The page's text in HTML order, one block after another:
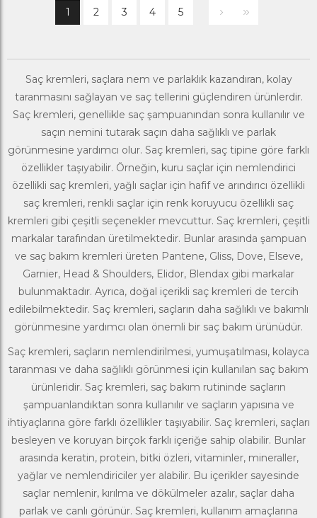
1 2 3 4 5
Saç kremleri, saçlara nem ve parlaklık kazandıran, kolay
taranmasını sağlayan ve saç tellerini güçlendiren ürünlerdir.
Saç kremleri, genellikle saç şampuanından sonra kullanılır ve
saçın nemini tutarak saçın daha sağlıklı ve parlak
görünmesine yardımcı olur. Saç kremleri, saç tipine göre farklı
özellikler taşıyabilir. Örneğin, kuru saçlar için nemlendirici
özellikli saç kremleri, yağlı saçlar için hafif ve arındırıcı özellikli
saç kremleri, renkli saçlar için renk koruyucu özellikli saç
kremleri gibi çeşitli seçenekler mevcuttur. Saç kremleri, çeşitli
markalar tarafından üretilmektedir. Bunlar arasında şampuan
ve saç bakım kremleri üreten Pantene, Gliss, Dove, Elseve,
Garnier, Head & Shoulders, Elidor, Blendax gibi markalar
bulunmaktadır. Ayrıca, doğal içerikli saç kremleri de tercih
edilebilmektedir. Saç kremleri, saçların daha sağlıklı ve bakımlı
görünmesine yardımcı olan önemli bir saç bakım ürünüdür.
Saç kremleri, saçların nemlendirilmesi, yumuşatılması, kolayca
taranması ve daha sağlıklı görünmesi için kullanılan saç bakım
ürünleridir. Saç kremleri, saç bakım rutininde saçların
şampuanlandıktan sonra kullanılır ve saçların yapısına ve
ihtiyaçlarına göre farklı özellikler taşıyabilir. Saç kremleri, saçları
besleyen ve koruyan birçok farklı içeriğe sahip olabilir. Bunlar
arasında keratin, protein, bitki özleri, vitaminler, mineraller,
yağlar ve nemlendiriciler yer alabilir. Bu içerikler sayesinde
saçlar nemlenir, kırılma ve dökülmeler azalır, saçlar daha
parlak ve canlı görünür. Saç kremleri, kullanım amaçlarına